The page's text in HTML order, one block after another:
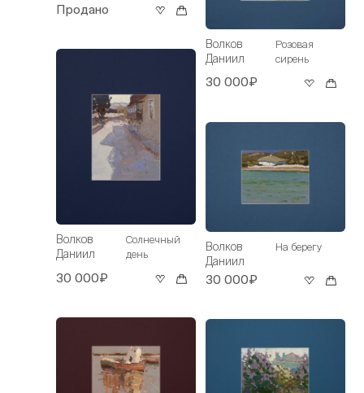
Продано
Волков
Даниил
Солнечный
день
30 000₽
Волков
Даниил
Розовая
сирень
30 000₽
Волков
Даниил
На берегу
30 000₽